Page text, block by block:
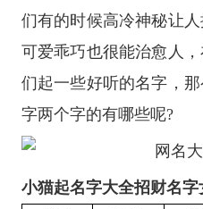
们有的时候高冷神秘让
可爱乖巧也很能治愈人
们起一些好听的名字，
字两个字的有哪些呢?
小猫起名字大全招财名字